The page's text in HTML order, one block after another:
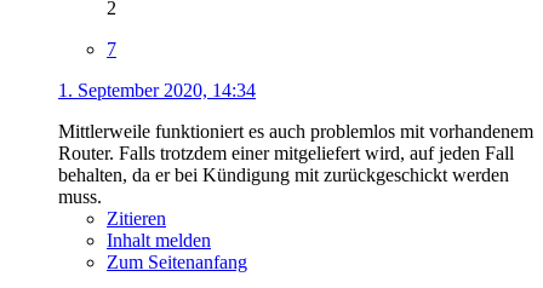
2
7
1. September 2020, 14:34
Mittlerweile funktioniert es auch problemlos mit vorhandenem
Router. Falls trotzdem einer mitgeliefert wird, auf jeden Fall
behalten, da er bei Kündigung mit zurückgeschickt werden
muss.
Zitieren
Inhalt melden
Zum Seitenanfang